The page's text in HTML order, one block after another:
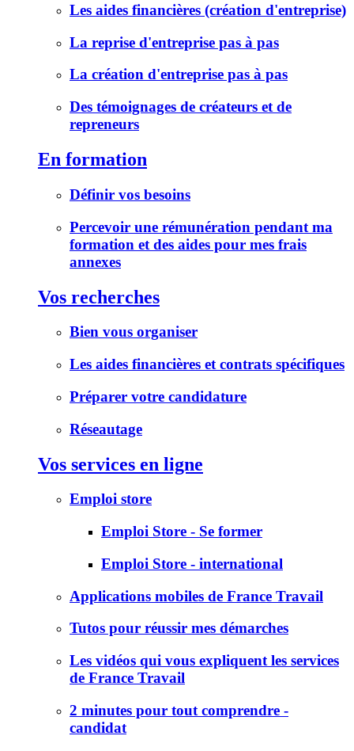
Les aides financières (création d'entreprise)
La reprise d'entreprise pas à pas
La création d'entreprise pas à pas
Des témoignages de créateurs et de
repreneurs
En formation
Définir vos besoins
Percevoir une rémunération pendant ma
formation et des aides pour mes frais
annexes
Vos recherches
Bien vous organiser
Les aides financières et contrats spécifiques
Préparer votre candidature
Réseautage
Vos services en ligne
Emploi store
Emploi Store - Se former
Emploi Store - international
Applications mobiles de France Travail
Tutos pour réussir mes démarches
Les vidéos qui vous expliquent les services
de France Travail
2 minutes pour tout comprendre -
candidat